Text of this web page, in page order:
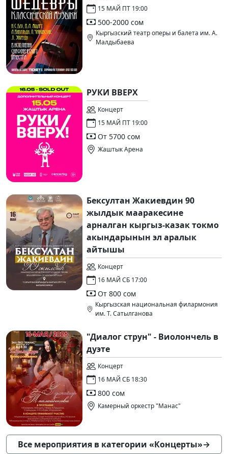
15 МАЙ ПТ 19:00
500-2000 сом
Кыргызский театр оперы и балета им. А.
Малдыбаева
РУКИ ВВЕРХ
Концерт
15 МАЙ ПТ 19:00
От 5700 сом
Жаштык Арена
Бексултан Жакиевдин 90
жылдык мааракесине
арналган кыргыз-казак токмо
акындарынын эл аралык
айтышы
Концерт
16 МАЙ СБ 17:00
От 800 сом
Кыргызская национальная филармония
им. Т. Сатылганова
"Диалог струн" - Виолончель в
дуэте
Концерт
16 МАЙ СБ 18:30
800 сом
Камерный оркестр "Манас"
Все мероприятия в категории «Концерты»→